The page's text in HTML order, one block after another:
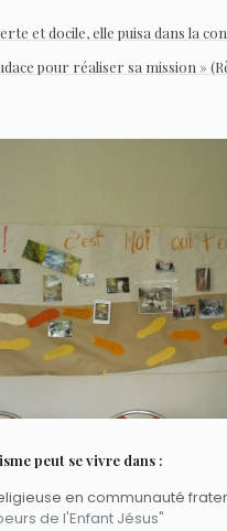
et docile, elle puisa dans la
pour réaliser sa mission »
peut se vivre dans :
en communauté
de l'Enfant Jésus"